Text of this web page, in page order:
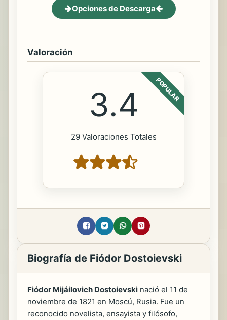
Opciones de Descarga
Valoración
POPULAR
3.4
29 Valoraciones Totales
Biografía de Fiódor Dostoievski
Fiódor Mijáilovich Dostoievski nació el 11 de
noviembre de 1821 en Moscú, Rusia. Fue un
reconocido novelista, ensayista y filósofo,